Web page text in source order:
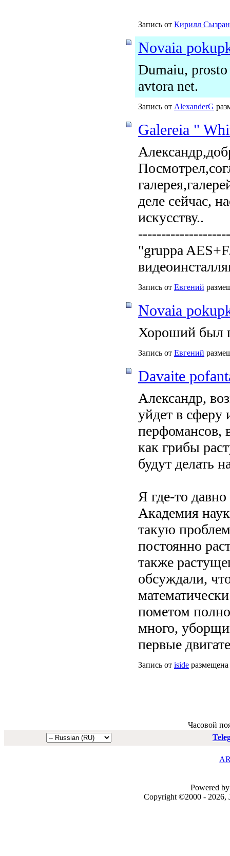
Запись от Кирилл
Novaia
Dumaiu,
avtora net.
Запись от AlexanderG
Galereia "
деле сейчас,
искусству..
"gruppa
Запись от Евгений
Novaia
Хороший был
Запись от Евгений
Davaite
Александр,
уйдет в сферу
перфомансов,
как грибы
будут делать
Я где-то
Академия
такую
постоянно
также
обсуждали,
пометом
много,
первые
Запись от iside
Часовой
Powered
Copyright ©2000 - 2026,